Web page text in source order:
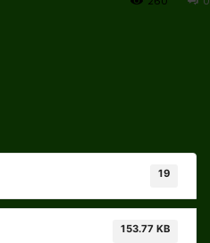
19
153.77 KB